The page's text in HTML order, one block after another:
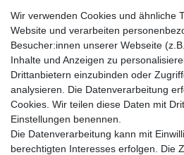
Hiermit bestätige ich, dass ich die
Einwilligung kann ich jederzeit widerrufen.**
Abonnieren
**
Widerrufs­recht
Wir verwenden Cookies und ähnliche
Website und verarbeiten
Besucher:innen unserer Webseite
Inhalte und Anzeigen zu
Drittanbietern einzubinden oder
analysieren. Die Datenverarbeitung
Cookies. Wir teilen diese Daten mit
Einstellungen benennen.
Die Datenverarbeitung kann mit
berechtigten Interesses erfolgen. Die